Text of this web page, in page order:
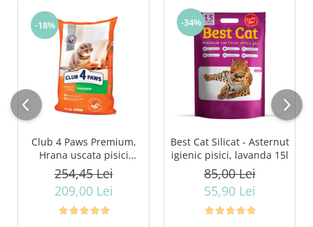
-18%
Club 4 Paws Premium,
Hrana uscata pisici
adulte, cu Pui 14kg
254,45 Lei
209,00 Lei
-34%
Best Cat Silicat - Asternut
igienic pisici, lavanda 15l
85,00 Lei
55,90 Lei